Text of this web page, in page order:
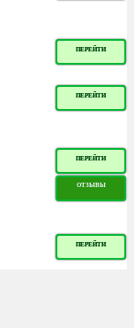
ПЕРЕЙТИ
ПЕРЕЙТИ
ПЕРЕЙТИ
ОТЗЫВЫ
ПЕРЕЙТИ